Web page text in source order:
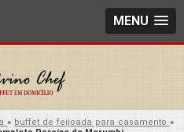
MENU
» buffet de feijoada para casamento »